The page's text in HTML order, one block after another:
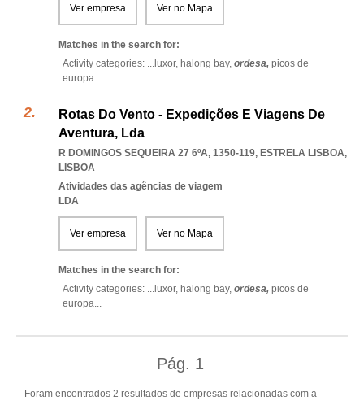
Ver empresa Ver no Mapa
Matches in the search for:
Activity categories: ... luxor, halong bay, ordesa, picos de
europa...
Rotas Do Vento - Expedições E Viagens De
Aventura, Lda
R DOMINGOS SEQUEIRA 27 6ºA, 1350-119, ESTRELA LISBOA,
LISBOA
Atividades das agências de viagem
LDA
Ver empresa Ver no Mapa
Matches in the search for:
Activity categories: ... luxor, halong bay, ordesa, picos de
europa...
Pág. 1
Foram encontrados 2 resultados de empresas relacionadas com a